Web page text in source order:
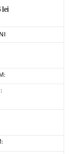
lei